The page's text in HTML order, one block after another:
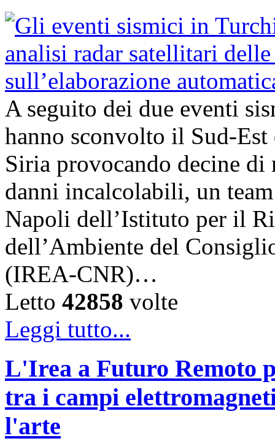
A seguito dei due eventi
hanno sconvolto il Sud-
Siria provocando decine
danni incalcolabili, un
Napoli dell’Istituto per il
dell’Ambiente del
(IREA-CNR)…
Letto 42858 volte
Leggi tutto...
L'Irea a Futuro Remoto
tra i campi
l'arte